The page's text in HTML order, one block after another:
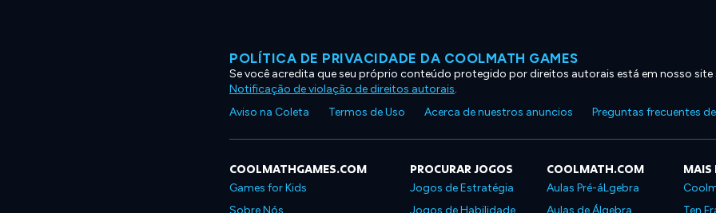
POLÍTICA DE PRIVACIDADE DA COOLMATH GAMES
Se você acredita que seu próprio conteúdo protegido por direitos autorais está em nosso site
Notificação de violação de direitos autorais.
Aviso na Coleta
Termos de Uso Acerca de nuestros anuncios Preguntas frecuentes
COOLMATHGAMES.COM
Games for Kids
Sobre Nós
PROCURAR JOGOS
Jogos de Estratégia
Jogos de Habilidade
COOLMATH.COM
Aulas Pré-áLgebra
Aulas de Álgebra
MAIS
Ten